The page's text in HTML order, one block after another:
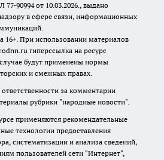
90994 от 10.03.2026., выдано
в сфере связи, информационных
16+. При использовании материалов
гиперссылка на ресурс
будут применены нормы
и смежных правах.
за комментарии
рубрики "народные новости".
применяются рекомендательные
технологии предоставления
систематизации и анализа сведений,
пользователей сети "Интернет",